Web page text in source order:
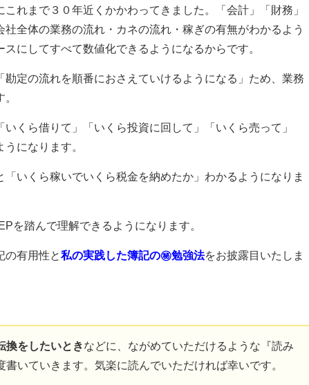
れまで３０年近くかかわってきました。「会計」「財務」
社全体の業務の流れ・カネの流れ・稼ぎの有無がわかるよう
スにしてすべて数値化できるようになるからです。
勘定の流れを順番におさえていけるようになる」ため、業務
くら借りて」「いくら投資に回して」「いくら売って」
になります。
いくら稼いでいくら税金を納めたか」わかるようになりま
を踏んで理解できるようになります。
の有用性と私の実践した簿記の㊙勉強法をお披露目いたしま
換をしたいときなどに、ながめていただけるような『読み
いていきます。気楽に読んでいただければ幸いです。